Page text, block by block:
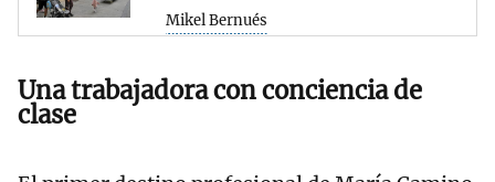
Mikel Bernués
Una trabajadora con conciencia de
clase